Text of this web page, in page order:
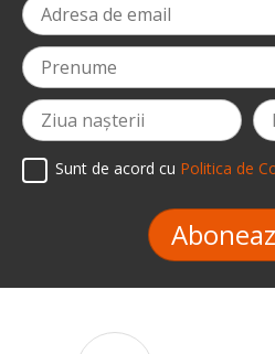
Sunt de acord cu Politica de